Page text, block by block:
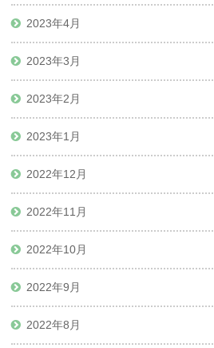
2023年4月
2023年3月
2023年2月
2023年1月
2022年12月
2022年11月
2022年10月
2022年9月
2022年8月